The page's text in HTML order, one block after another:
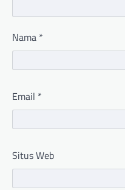
Nama *
Email *
Situs Web